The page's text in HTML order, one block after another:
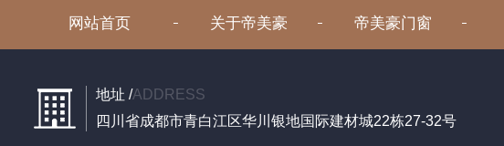
网站首页 关于帝美豪 帝美豪门窗
地址 /ADDRESS
四川省成都市青白江区华川银地国际建材城22栋27-32号